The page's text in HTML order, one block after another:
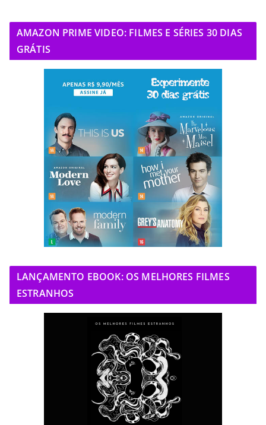
AMAZON PRIME VIDEO: FILMES E SÉRIES 30 DIAS
GRÁTIS
LANÇAMENTO EBOOK: OS MELHORES FILMES
ESTRANHOS